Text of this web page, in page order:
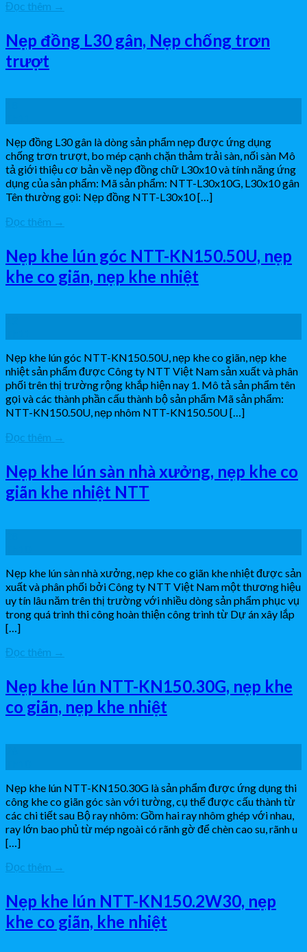
Đọc thêm →
Nẹp đồng L30 gân, Nẹp chống trơn
trượt
Nẹp đồng L30 gân là dòng sản phẩm nẹp được ứng dụng
chống trơn trượt, bo mép cạnh chặn thảm trải sàn, nối sàn Mô
tả giới thiệu cơ bản về nẹp đồng chữ L30x10 và tính năng ứng
dụng của sản phẩm: Mã sản phẩm: NTT-L30x10G, L30x10 gân
Tên thường gọi: Nẹp đồng NTT-L30x10 […]
Đọc thêm →
Nẹp khe lún góc NTT-KN150.50U, nẹp
khe co giãn, nẹp khe nhiệt
Nẹp khe lún góc NTT-KN150.50U, nẹp khe co giãn, nẹp khe
nhiệt sản phẩm được Công ty NTT Việt Nam sản xuất và phân
phối trên thị trường rộng khắp hiện nay 1. Mô tả sản phẩm tên
gọi và các thành phần cấu thành bộ sản phẩm Mã sản phẩm:
NTT-KN150.50U, nẹp nhôm NTT-KN150.50U […]
Đọc thêm →
Nẹp khe lún sàn nhà xưởng, nẹp khe co
giãn khe nhiệt NTT
Nẹp khe lún sàn nhà xưởng, nẹp khe co giãn khe nhiệt được sản
xuất và phân phối bởi Công ty NTT Việt Nam một thương hiệu
uy tín lâu năm trên thị trường với nhiều dòng sản phẩm phục vụ
trong quá trình thi công hoàn thiện công trình từ Dự án xây lắp
[…]
Đọc thêm →
Nẹp khe lún NTT-KN150.30G, nẹp khe
co giãn, nẹp khe nhiệt
Nẹp khe lún NTT-KN150.30G là sản phẩm được ứng dụng thi
công khe co giãn góc sàn với tường, cụ thể được cấu thành từ
các chi tiết sau Bộ ray nhôm: Gồm hai ray nhôm ghép với nhau,
ray lớn bao phủ từ mép ngoài có rãnh gờ để chèn cao su, rãnh u
[…]
Đọc thêm →
Nẹp khe lún NTT-KN150.2W30, nẹp
khe co giãn, khe nhiệt